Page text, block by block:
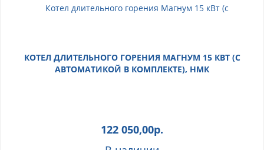
КОТЕЛ ДЛИТЕЛЬНОГО ГОРЕНИЯ МАГНУМ 15 КВТ (С
АВТОМАТИКОЙ В КОМПЛЕКТЕ), НМК
122 050,00р.